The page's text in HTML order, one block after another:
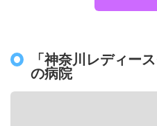
「神奈川レディー
の病院